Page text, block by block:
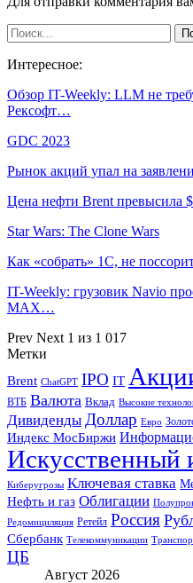
Интересное:
Обзор IT-Weekly: LLM не
Рексофт…
GDC 2023
Рынок акций упал на
Цена нефти Brent превысила
Star Wars: The Clone Wars
Как «собрать» 1С, не
IT-Weekly: грузовик Navio
MAX…
Prev Next 1 из 1 017
Метки
Brent ChatGPT IPO IT
ВТБ Валюта Вклад Высокие
Дивиденды Доллар Евро
Индекс МосБиржи
Искусственный
Киберугрозы Ключевая ставка
Нефть и газ Облигации
Редомициляция Ретейл Россия
Сбербанк Телекоммуникации
ЦБ
Август 2026